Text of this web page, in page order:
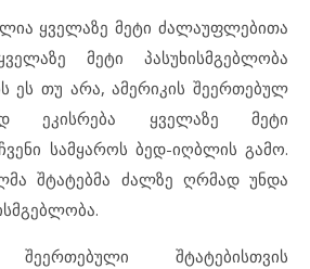
ყველაზე მეტი ძალაუფლებითა
მეტი პასუხისმგებლობა
ეს თუ არა, ამერიკის შეერთებულ
ეკისრება ყველაზე მეტი
სამყაროს ბედ-იღბლის გამო.
შტატებმა ძალზე ღრმად უნდა
შეერთებული შტატებისთვის